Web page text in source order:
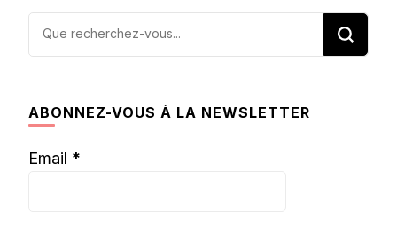
Vous
ABONNEZ-VOUS À LA NEWSLETTER
Email *